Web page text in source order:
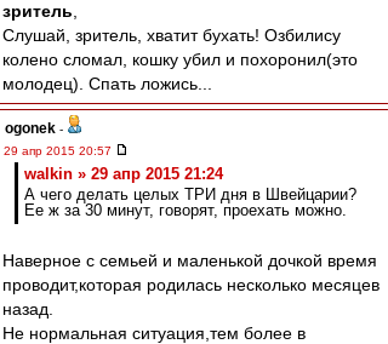
зpитель
Слушай, зритель, хватит бухать! Озбилису
колено сломал, кошку убил и похоронил(это
молодец). Спать ложись...
ogonek -
29 апр 2015 20:57
walkin » 29 апр 2015 21:24
А чего делать целых ТРИ дня в Швейцарии?
Ее ж за 30 минут, говорят, проехать можно.
Наверное с семьей и маленькой дочкой время
проводит,которая родилась несколько месяцев
назад.
Не нормальная ситуация,тем более в